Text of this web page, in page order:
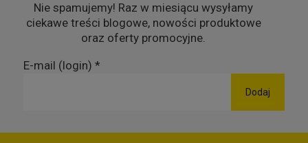
Nie spamujemy! Raz w miesiącu wysyłamy
ciekawe treści blogowe, nowości produktowe
oraz oferty promocyjne.
E-mail (login) *